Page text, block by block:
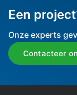
Een
Onze experts
Contacteer